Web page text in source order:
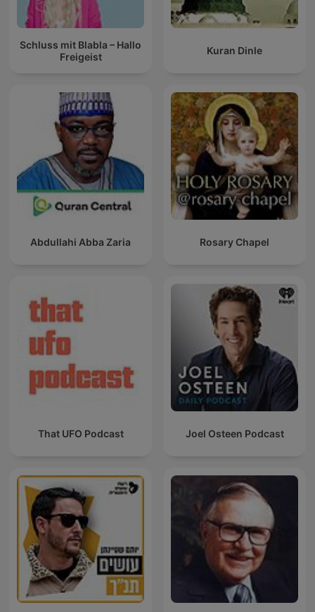
Schluss mit Blabla – Hallo
Freigeist
Kuran Dinle
Abdullahi Abba Zaria Rosary Chapel
That UFO Podcast Joel Osteen Podcast